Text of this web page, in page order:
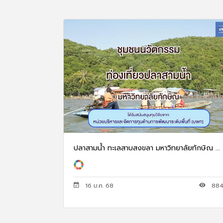
ปลาสามน้ำ ทะเลสาบสงขลา มหาวิทยาลัยทักษิณ ...
16 ม.ค. 68